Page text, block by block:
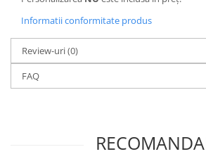
Informatii conformitate produs
Review-uri(0)
FAQ